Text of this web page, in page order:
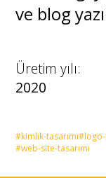
ve blog
Üretim yılı:
2020
#kimlik-tasarımı#logo-
#web-site-tasarımı